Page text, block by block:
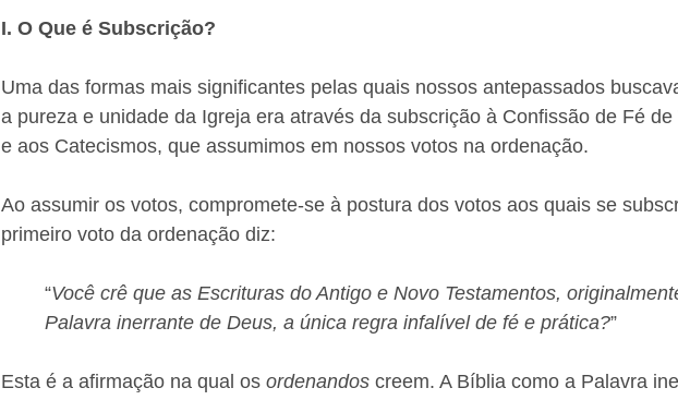
I. O Que é Subscrição?
Uma das formas mais significantes pelas quais nossos antepassados
a pureza e unidade da Igreja era através da subscrição à Confissão de Fé
e aos Catecismos, que assumimos em nossos votos na ordenação.
Ao assumir os votos, compromete-se à postura dos votos aos quais se
primeiro voto da ordenação diz:
“Você crê que as Escrituras do Antigo e Novo Testamentos,
Palavra inerrante de Deus, a única regra infalível de fé e prática?”
Esta é a afirmação na qual os ordenandos creem. A Bíblia como a Palavra